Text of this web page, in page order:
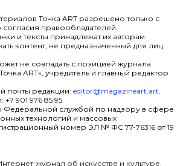
Точка ART разрешено только с
согласия правообладателей.
и тексты принадлежат их авторам.
контент, не предназначенный для лиц
не совпадать с позицией журнала.
ART», учредитель и главный редактор
почты редакции: editor@magazineart.art.
901 976 85 95.
Федеральной службой по надзору в сфере
технологий и массовых
номер ЭЛ № ФС 77-76316 от 19
журнал об искусстве и культуре.